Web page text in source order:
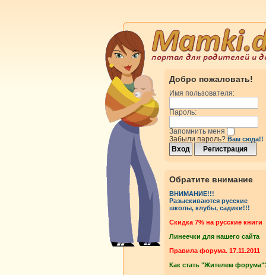
Добро пожаловать!
Имя пользователя:
Пароль:
Запомнить меня
Забыли пароль? Вам сюда!!
Обратите внимание
ВНИМАНИЕ!!!
Разыскиваются русские
школы, клубы, садики!!!
Cкидка 7% на русские книги
Линеечки для нашего сайта
Правила форума. 17.11.2011
Как стать "Жителем